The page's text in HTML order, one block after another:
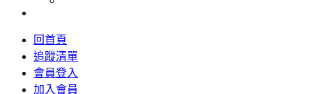
回首頁
追蹤清單
會員登入
加入會員